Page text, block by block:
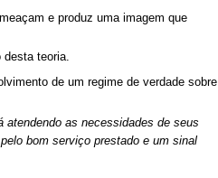
e produz uma imagem que
desta teoria.
de um regime de verdade sobre
atendendo as necessidades de seus
bom serviço prestado e um sinal